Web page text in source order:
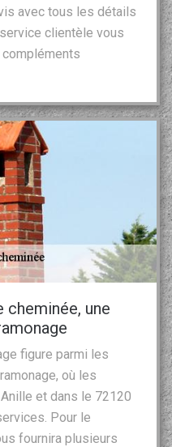
avec tous les détails
clientèle vous
cheminée, une
figure parmi les
où les
et dans le 72120
Pour le
fournira plusieurs